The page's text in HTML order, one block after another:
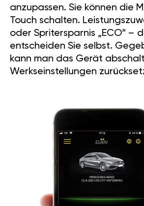
anzupassen. Sie können die
Touch schalten.
oder Spritersparnis „ECO“ –
entscheiden Sie selbst.
kann man das Gerät
Werkseinstellungen